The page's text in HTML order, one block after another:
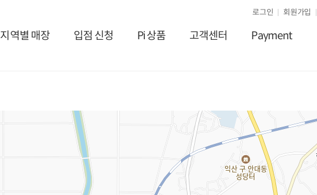
지역별 매장 입점 신청 Pi 상품 고객센터 Payment
로그인 회원가입